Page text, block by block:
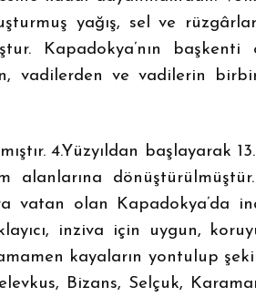
yağış, sel ve
Kapadokya’nın başkenti
vadilerden ve vadilerin
4.Yüzyıldan başlayarak
dönüştürülmüştür.
vatan olan Kapadokya’da
inziva için uygun,
kayaların yontulup
Bizans, Selçuk,